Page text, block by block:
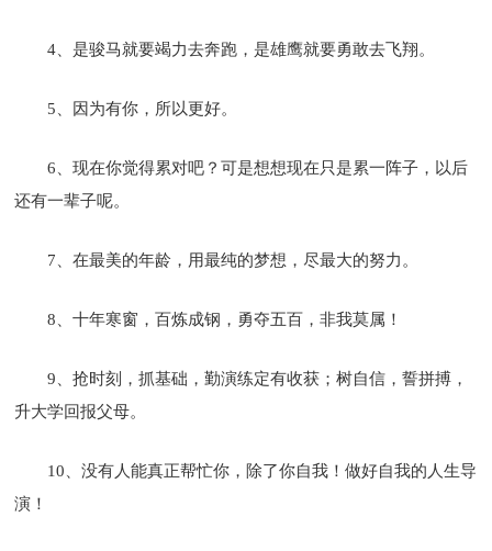
4、是骏马就要竭力去奔跑，是雄鹰就要勇敢去飞翔。
5、因为有你，所以更好。
6、现在你觉得累对吧？可是想想现在只是累一阵子，以后
还有一辈子呢。
7、在最美的年龄，用最纯的梦想，尽最大的努力。
8、十年寒窗，百炼成钢，勇夺五百，非我莫属！
9、抢时刻，抓基础，勤演练定有收获；树自信，誓拼搏，
升大学回报父母。
10、没有人能真正帮忙你，除了你自我！做好自我的人生导
演！